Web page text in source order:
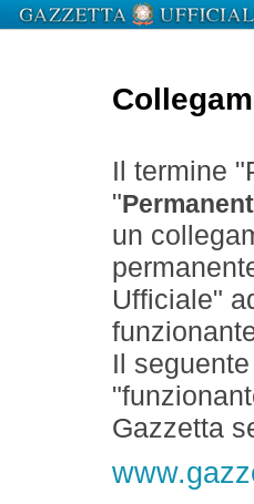
Il termine
" Permanent
un
Ufficiale"
Il
Gazzetta